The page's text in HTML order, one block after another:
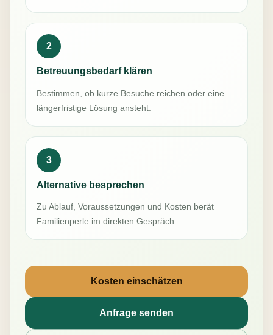
2
Betreuungsbedarf klären
Bestimmen, ob kurze Besuche reichen oder eine
längerfristige Lösung ansteht.
3
Alternative besprechen
Zu Ablauf, Voraussetzungen und Kosten berät
Familienperle im direkten Gespräch.
Kosten einschätzen
Anfrage senden